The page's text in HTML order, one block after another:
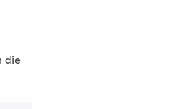
die